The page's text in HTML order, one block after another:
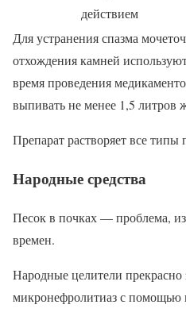
действием
Для устранения спазма
отхождения камней
время проведения
выпивать не менее 1,5 литров
Препарат растворяет все
Народные средства
Песок в почках — проблема,
времен.
Народные целители прекрасно
микронефролитиаз с помощью